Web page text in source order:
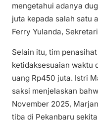
mengetahui adanya
juta kepada salah satu
Ferry Yulanda,
Selain itu, tim
ketidaksesuaian waktu
uang Rp450 juta. Istri
saksi menjelaskan
November 2025,
tiba di Pekanbaru